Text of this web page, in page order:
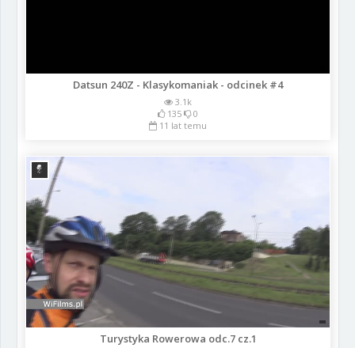
Datsun 240Z - Klasykomaniak - odcinek #4
3.1k
135
0
11 lat temu
Turystyka Rowerowa odc.7 cz.1